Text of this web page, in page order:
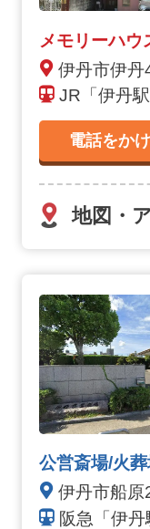
メモリーハウ
伊丹市伊丹
JR「伊丹
電話をか
地図・
公営斎場/火
伊丹市船原
阪急「伊